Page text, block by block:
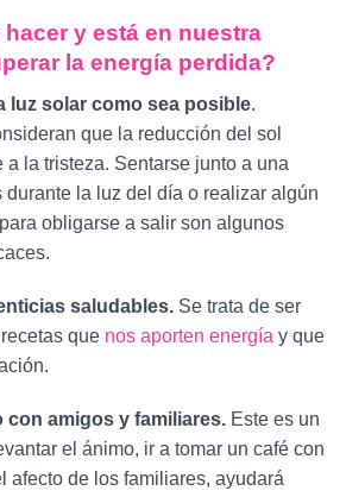
y está en nuestra
la energía perdida?
luz solar como sea posible.
que la reducción del sol
a la tristeza. Sentarse junto a una
durante la luz del día o realizar algún
obligarse a salir son algunos
saludables. Se trata de ser
que nos aporten energía y que
con amigos y familiares. Este es un
el ánimo, ir a tomar un café con
afecto de los familiares, ayudará